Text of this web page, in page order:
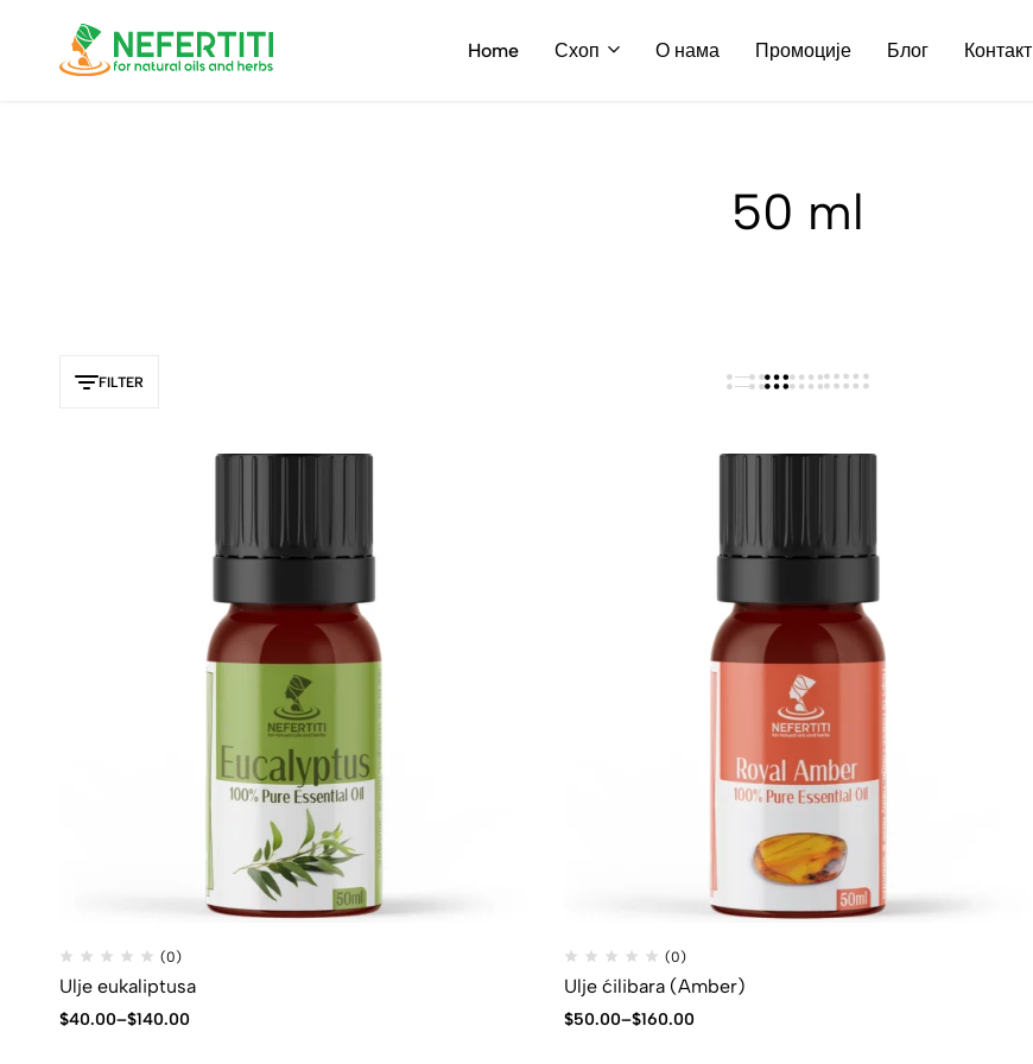
Home Схоп О нама Промоције Блог Контакт
50 ml
FILTER
(0)
Ulje eukaliptusa
$40.00–$140.00
(0)
Ulje ćilibara (Amber)
$50.00–$160.00